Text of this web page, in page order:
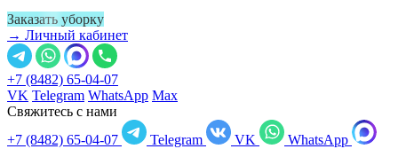
Заказать уборку
→ Личный кабинет
+7 (8482) 65-04-07
VK Telegram WhatsApp Max
Свяжитесь с нами
+7 (8482) 65-04-07
Telegram VK
WhatsApp